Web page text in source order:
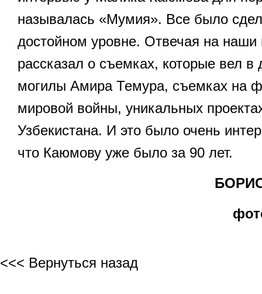
называлась «Мумия». Все было
достойном уровне. Отвечая на наши
рассказал о съемках, которые вел в
могилы Амира Темура, съемках на
мировой войны, уникальных
Узбекистана. И это было очень
что Каюмову уже было за 90 лет.
<<< Вернуться назад